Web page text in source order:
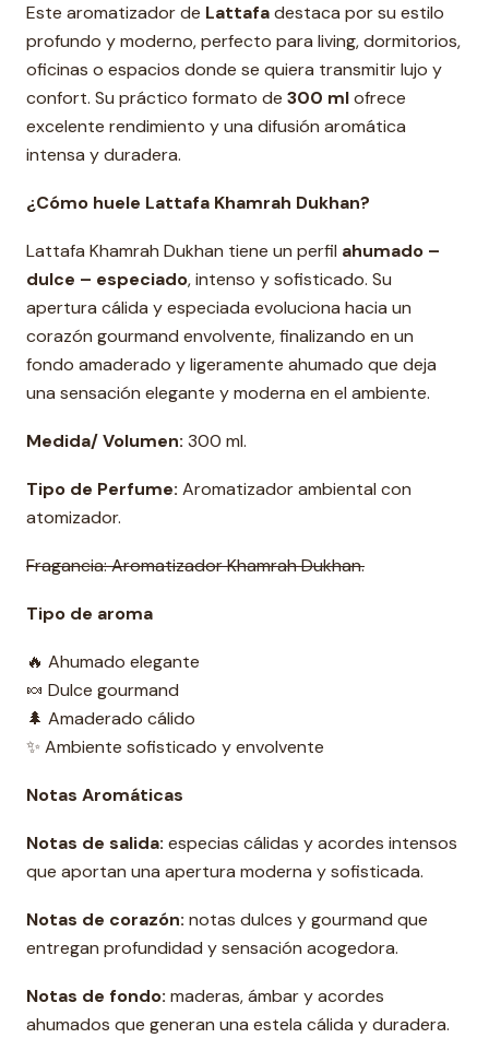
Este aromatizador de Lattafadestaca por su estilo
profundo y moderno, perfecto para living, dormitorios,
oficinas o espacios donde se quiera transmitir lujo y
confort. Su práctico formato de 300 mlofrece
excelente rendimiento y una difusión aromática
intensa y duradera.
¿Cómo huele Lattafa Khamrah Dukhan?
Lattafa Khamrah Dukhan tiene un perfil ahumado –
dulce – especiado, intenso y sofisticado. Su
apertura cálida y especiada evoluciona hacia un
corazón gourmand envolvente, finalizando en un
fondo amaderado y ligeramente ahumado que deja
una sensación elegante y moderna en el ambiente.
Medida/ Volumen: 300 ml.
Tipo de Perfume: Aromatizador ambiental con
atomizador.
Fragancia: Aromatizador Khamrah Dukhan.
Tipo de aroma
🔥 Ahumado elegante
🍬 Dulce gourmand
🌲 Amaderado cálido
✨ Ambiente sofisticado y envolvente
Notas Aromáticas
Notas de salida: especias cálidas y acordes intensos
que aportan una apertura moderna y sofisticada.
Notas de corazón: notas dulces y gourmand que
entregan profundidad y sensación acogedora.
Notas de fondo: maderas, ámbar y acordes
ahumados que generan una estela cálida y duradera.